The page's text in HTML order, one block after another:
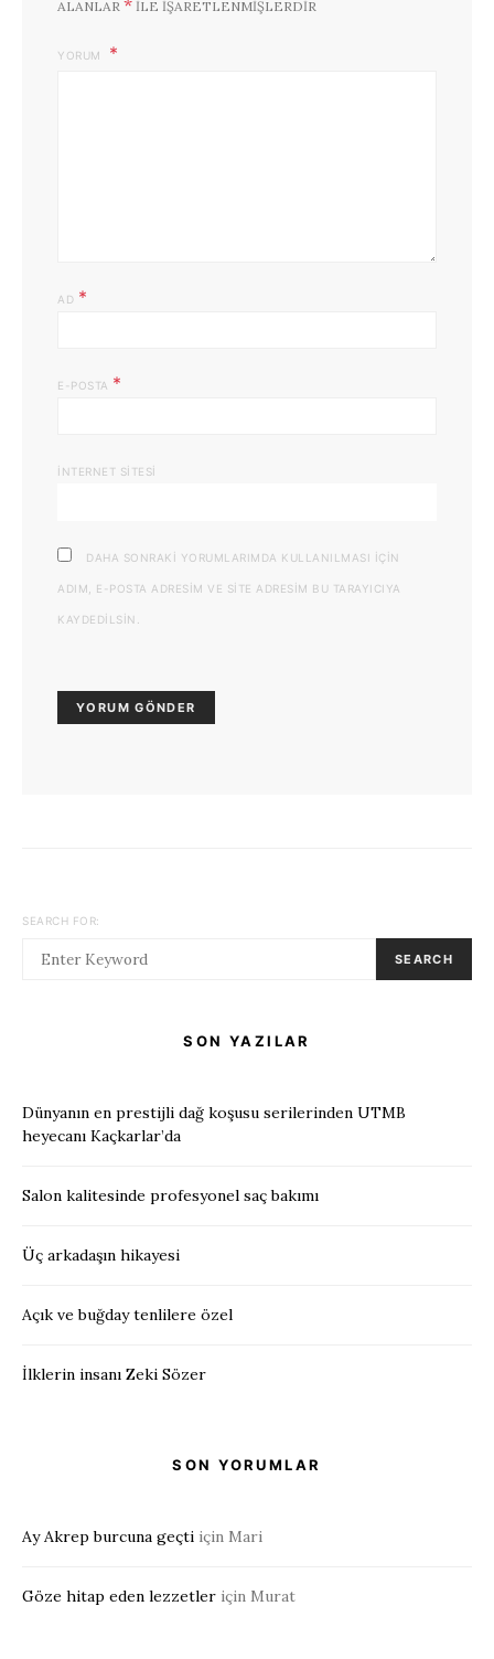
ALANLAR * ILE IŞARETLENMIŞLERDIR
YORUM
AD *
E-POSTA *
İNTERNET SITESI
DAHA SONRAKI YORUMLARIMDA KULLANILMASI IÇIN
ADIM, E-POSTA ADRESIM VE SITE ADRESIM BU TARAYICIYA
KAYDEDILSIN.
SEARCH FOR:
SEARCH
SON YAZILAR
Dünyanın en prestijli dağ koşusu serilerinden UTMB
heyecanı Kaçkarlar’da
Salon kalitesinde profesyonel saç bakımı
Üç arkadaşın hikayesi
Açık ve buğday tenlilere özel
İlklerin insanı Zeki Sözer
SON YORUMLAR
Ay Akrep burcuna geçti için Mari
Göze hitap eden lezzetler için Murat